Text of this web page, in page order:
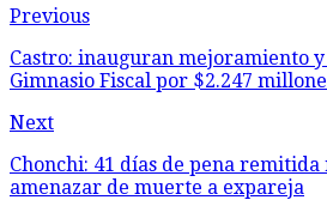
Previous
Castro: inauguran mejoramiento
Gimnasio Fiscal por $2.247
Next
Chonchi: 41 días de pena
amenazar de muerte a expareja